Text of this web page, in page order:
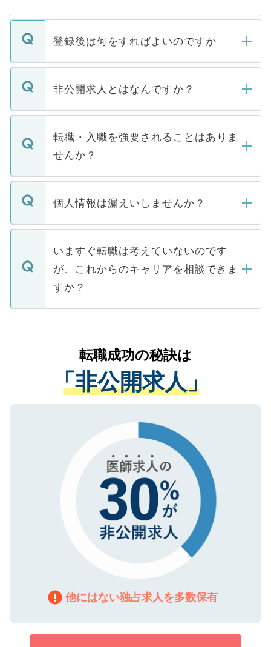
登録後は何をすればよいのですか
ご登録いただきましたら、弊社担当者がご
登録内容を確認し、その後メールもしくは
ます。通常、5営業日以内にはご連絡をせて
いただきますので、しばらくお待ちくださ
非公開求人とはなんですか？
マイナビDOCTORで取り扱っている求人の
うち約3割は、Webサイトからご覧いただ
けない「非公開求人」です。非公開求人は
下記の理由によって、一般には公開してい
ません。
■応募殺到を避けるため 人気のある医療機
関を公にしてしまうと、応募が殺到する場
に、医療機関が求める条件に合った人材の
みを人材紹介会社に依頼するケースが増え
ています。
転職・入職を強要されることはありま
せんか？
転職・入職を強要することは一切ありませ
ん。また、仮に応募先から内定をいただい
定を承諾する必要はありません。内定先へ
の辞退の連絡はキャリアパートナーが行い
個人情報は漏えいしませんか？
個人情報が漏えいすることはありませんの
で、ご安心ください。当サイトからの登録
などで収集したご登録者様の個人情報は、
ご本人のキャリアアップおよび転職活動の
支援を目的に使用いたします。お預かりし
ているすべての個人データはご本人の許可
は、個人情報の取り扱いについての厳密な
管理基準を満たした事業者のみに付与され
る、プライバシーマークを取得済みです。
で、機密保持に関してもご安心ください。
いますぐ転職は考えていないのです
が、これからのキャリアを相談できま
すか？
かがいして、現在の医療機関の状況や紹介
経験をまじえながら、適切なアドバイスを
させていただきます。すぐにご転職をされ
ない方には、長期的なサポートが可能です
ので、まずはご登録ください。
転職成功の秘訣は
「非公開求人」
他にはない独占求人を多数保有